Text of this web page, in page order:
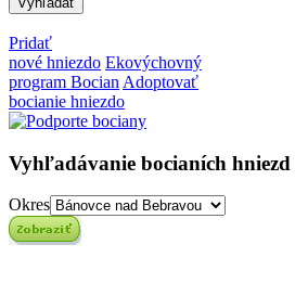
Pridať
nové hniezdo Ekovýchovný
program Bocian Adoptovať
bocianie hniezdo
Vyhľadávanie bocianích hniezd
Okres